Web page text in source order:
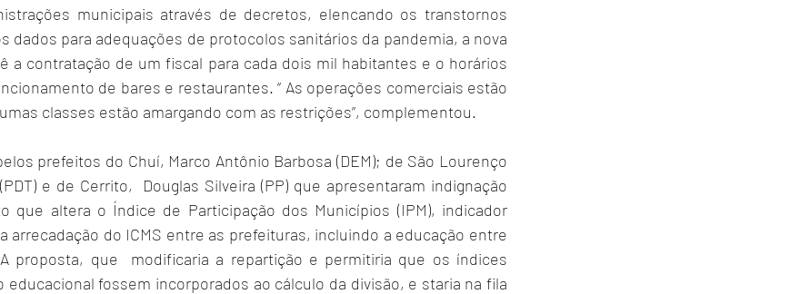
municipais através de decretos, elencando os transtornos
dados para adequações de protocolos sanitários da pandemia, a nova
a contratação de um fiscal para cada dois mil habitantes e o horários
de bares e restaurantes. “ As operações comerciais estão
classes estão amargando com as restrições”, complementou.
prefeitos do Chuí, Marco Antônio Barbosa (DEM); de São Lourenço
e de Cerrito,  Douglas Silveira (PP) que apresentaram indignação
que altera o Índice de Participação dos Municípios (IPM), indicador
arrecadação do ICMS entre as prefeituras, incluindo a educação entre
proposta, que  modificaria a repartição e permitiria que os índices
educacional fossem incorporados ao cálculo da divisão, e staria na fila